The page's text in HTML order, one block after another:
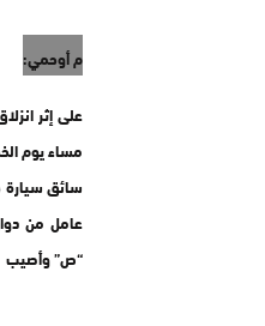
م أوحمي:
على إثر
سائق
عامل من
“ص” وأصيب